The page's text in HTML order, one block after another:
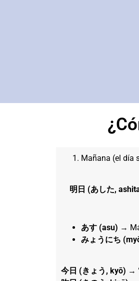
Mañana (el día
明日 (あした,
あす (asu) →
みょうにち
今日 (きょう, kyō) →